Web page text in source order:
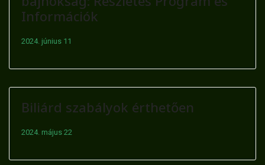
Információk
2024. június 11
Biliárd szabályok érthetően
2024. május 22